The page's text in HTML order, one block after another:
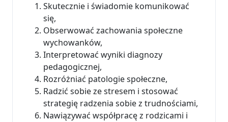
Skutecznie i świadomie komunikować
się,
Obserwować zachowania społeczne
wychowanków,
Interpretować wyniki diagnozy
pedagogicznej,
Rozróżniać patologie społeczne,
Radzić sobie ze stresem i stosować
strategię radzenia sobie z trudnościami,
Nawiązywać współpracę z rodzicami i